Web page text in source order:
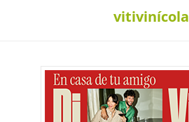
vitivinícola